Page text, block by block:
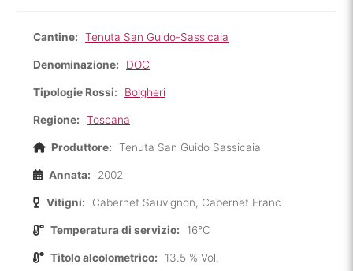
Cantine: Tenuta San Guido-Sassicaia
Denominazione: DOC
Tipologie Rossi: Bolgheri
Regione: Toscana
Produttore: Tenuta San Guido Sassicaia
Annata: 2002
Vitigni: Cabernet Sauvignon, Cabernet Franc
Temperatura di servizio: 16°C
Titolo alcolometrico: 13.5 % Vol.